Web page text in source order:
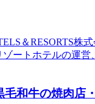
＆RESORTS
ートホテルの運
和牛の焼肉店